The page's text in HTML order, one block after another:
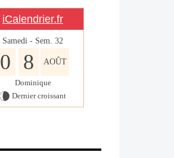
iCalendrier.fr
Samedi - Sem. 32
0 8 AOÛT
Dominique
Dernier croissant